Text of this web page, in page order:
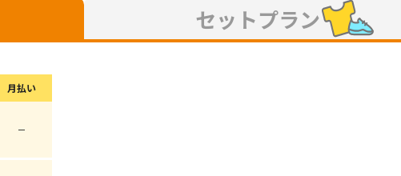
セットプラン
月払い
ー